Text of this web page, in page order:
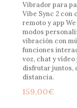
Vibrador para
Vibe Sync 2 con
remoto y app
modos
vibración con
funciones
voz, chat y vídeo
disfrutar juntos,
distancia.
159,00€